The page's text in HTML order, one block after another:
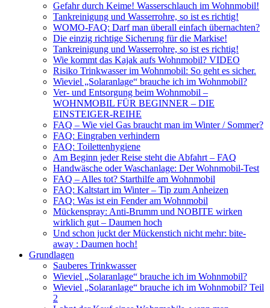
Gefahr durch Keime! Wasserschlauch im Wohnmobil!
Tankreinigung und Wasserrohre, so ist es richtig!
WOMO-FAQ: Darf man überall einfach übernachten?
Die einzig richtige Sicherung für die Markise!
Tankreinigung und Wasserrohre, so ist es richtig!
Wie kommt das Kajak aufs Wohnmobil? VIDEO
Risiko Trinkwasser im Wohnmobil: So geht es sicher.
Wieviel „Solaranlage“ brauche ich im Wohnmobil?
Ver- und Entsorgung beim Wohnmobil –
WOHNMOBIL FÜR BEGINNER – DIE
EINSTEIGER-REIHE
FAQ – Wie viel Gas braucht man im Winter / Sommer?
FAQ: Eingraben verhindern
FAQ: Toilettenhygiene
Am Beginn jeder Reise steht die Abfahrt – FAQ
Handwäsche oder Waschanlage: Der Wohnmobil-Test
FAQ – Alles tot? Starthilfe am Wohnmobil
FAQ: Kaltstart im Winter – Tip zum Anheizen
FAQ: Was ist ein Fender am Wohnmobil
Mückenspray: Anti-Brumm und NOBITE wirken
wirklich gut – Daumen hoch
Und schon juckt der Mückenstich nicht mehr: bite-
away : Daumen hoch!
Grundlagen
Sauberes Trinkwasser
Wieviel „Solaranlage“ brauche ich im Wohnmobil?
Wieviel „Solaranlage“ brauche ich im Wohnmobil? Teil
2